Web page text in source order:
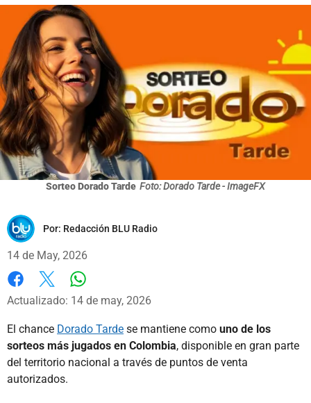
Sorteo Dorado Tarde Foto: Dorado Tarde - ImageFX
Por: Redacción BLU Radio
14 de May, 2026
Facebook
X
Actualizado: 14 de may, 2026
El chance Dorado Tarde se mantiene como uno de los
sorteos más jugados en Colombia, disponible en gran parte
del territorio nacional a través de puntos de venta
autorizados.